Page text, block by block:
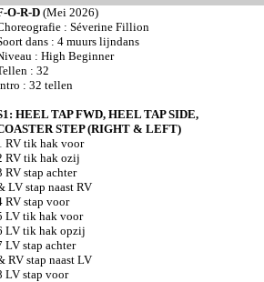
O-R-D (Mei 2026)
: Séverine Fillion
dans : 4 muurs lijndans
: High Beginner
: 32
: 32 tellen
HEEL TAP FWD, HEEL TAP SIDE,
STEP (RIGHT & LEFT)
RV tik hak voor
RV tik hak ozij
RV stap achter
LV stap naast RV
RV stap voor
LV tik hak voor
LV tik hak opzij
LV stap achter
RV stap naast LV
LV stap voor